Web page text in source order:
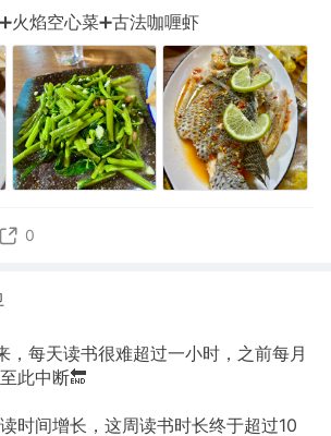
火焰空心菜➕古法咖喱虾
0
，每天读书很难超过一小时，之前每月
此中断🔚
时间增长，这周读书时长终于超过10